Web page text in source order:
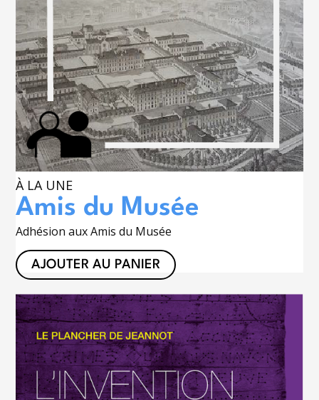
À LA UNE
Amis du Musée
Adhésion aux Amis du Musée
AJOUTER AU PANIER